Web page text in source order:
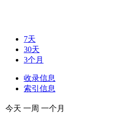
7天
30天
3个月
收录信息
索引信息
今天 一周 一个月